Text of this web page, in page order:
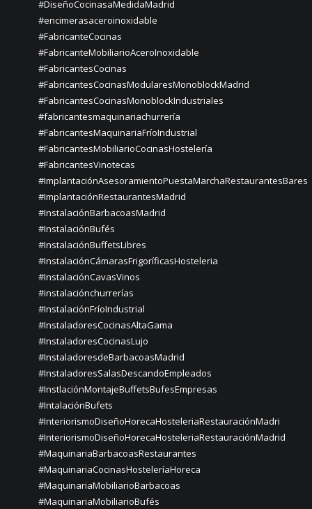
#DiseñoCocinasaMedidaMadrid
#encimerasaceroinoxidable
#FabricanteCocinas
#FabricanteMobiliarioAceroInoxidable
#FabricantesCocinas
#FabricantesCocinasModularesMonoblockMadrid
#FabricantesCocinasMonoblockIndustriales
#fabricantesmaquinariachurrería
#FabricantesMaquinariaFríoIndustrial
#FabricantesMobiliarioCocinasHostelería
#FabricantesVinotecas
#ImplantaciónAsesoramientoPuestaMarchaRestaurantesBares
#ImplantaciónRestaurantesMadrid
#InstalaciónBarbacoasMadrid
#InstalaciónBufés
#InstalaciónBuffetsLibres
#InstalaciónCámarasFrigoríficasHosteleria
#InstalaciónCavasVinos
#instalaciónchurrerías
#InstalaciónFríoIndustrial
#InstaladoresCocinasAltaGama
#InstaladoresCocinasLujo
#InstaladoresdeBarbacoasMadrid
#InstaladoresSalasDescandoEmpleados
#InstlaciónMontajeBuffetsBufesEmpresas
#IntalaciónBufets
#InteriorismoDiseñoHorecaHosteleriaRestauraciónMadri
#InteriorismoDiseñoHorecaHosteleriaRestauraciónMadrid
#MaquinariaBarbacoasRestaurantes
#MaquinariaCocinasHosteleríaHoreca
#MaquinariaMobiliarioBarbacoas
#MaquinariaMobiliarioBufés